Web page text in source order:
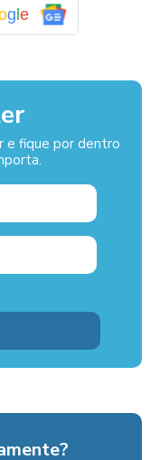
gle
e fique por dentro